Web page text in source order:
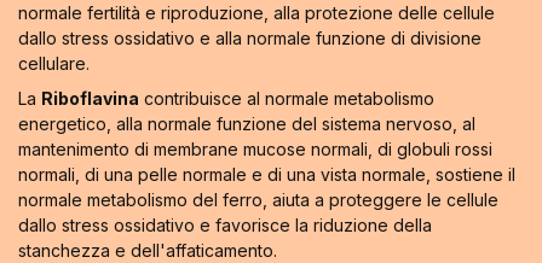
normale fertilità e riproduzione, alla protezione delle cellule
dallo stress ossidativo e alla normale funzione di divisione
cellulare.
La Riboflavina contribuisce al normale metabolismo
energetico, alla normale funzione del sistema nervoso, al
mantenimento di membrane mucose normali, di globuli rossi
normali, di una pelle normale e di una vista normale, sostiene il
normale metabolismo del ferro, aiuta a proteggere le cellule
dallo stress ossidativo e favorisce la riduzione della
stanchezza e dell'affaticamento.